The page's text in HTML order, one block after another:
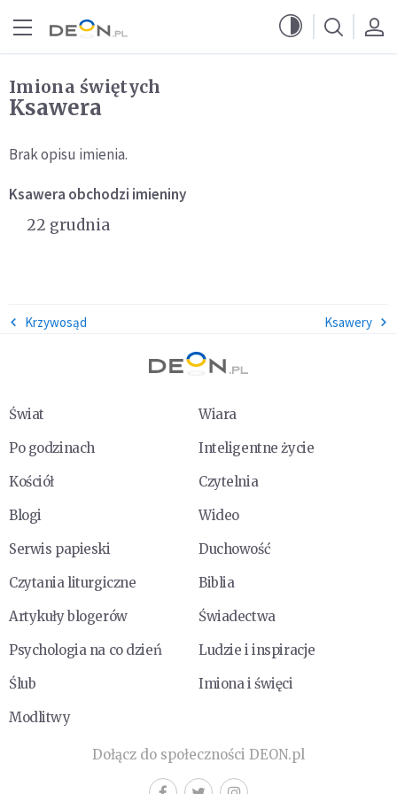
Imiona świętych
Ksawera
Brak opisu imienia.
Ksawera obchodzi imieniny
22 grudnia
Krzywosąd Ksawery
Świat
Wiara
Po godzinach
Inteligentne życie
Kościół
Czytelnia
Blogi
Wideo
Serwis papieski
Duchowość
Czytania liturgiczne
Biblia
Artykuły blogerów
Świadectwa
Psychologia na co dzień
Ludzie i inspiracje
Ślub
Imiona i święci
Modlitwy
Dołącz do społeczności DEON.pl